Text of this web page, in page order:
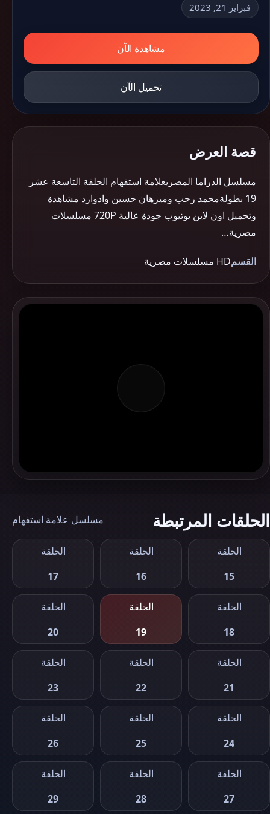
فبراير 21, 2023
مشاهدة الآن
تحميل الآن
قصة العرض
مسلسل الدراما المصريعلامة استفهام الحلقة التاسعة عشر
19 بطولةمحمد رجب وميرهان حسين وادوارد مشاهدة
وتحميل اون لاين يوتيوب جودة عالية 720P مسلسلات
مصرية…
القسمHD مسلسلات مصرية
الحلقات المرتبطة مسلسل علامة استفهام
الحلقة
15
الحلقة
16
الحلقة
17
الحلقة
18
الحلقة
19
الحلقة
20
الحلقة
21
الحلقة
22
الحلقة
23
الحلقة
24
الحلقة
25
الحلقة
26
الحلقة
27
الحلقة
28
الحلقة
29